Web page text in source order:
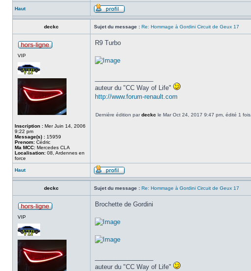
Haut
deckc Sujet du message : Re: Hommage à Gordini Circuit de Geux 17
VIP
Inscription : Mer Juin 14, 2006
9:22 pm
Message(s) : 15959
Prenom: Cédric
Ma MCC: Mercedes CLA
Localisation: 08, Ardennes en
force
R9 Turbo
auteur du "CC Way of Life"
http://www.forum-renault.com
Dernière édition pardeckc le Mar Oct 24, 2017 9:47 pm, édité 1 fois.
Haut
deckc Sujet du message : Re: Hommage à Gordini Circuit de Geux 17
VIP
Brochette de Gordini
auteur du "CC Way of Life"